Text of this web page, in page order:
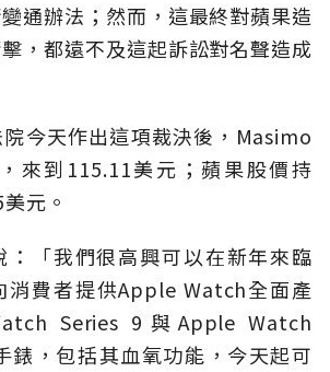
通辦法；然而，這最終對蘋果造
，都遠不及這起訴訟對名聲造成
今天作出這項裁決後，Masimo
來到115.11美元；蘋果股價持
元。
：「我們很高興可以在新年來臨
消費者提供Apple Watch全面產
Series 9與Apple Watch
錶，包括其血氧功能，今天起可